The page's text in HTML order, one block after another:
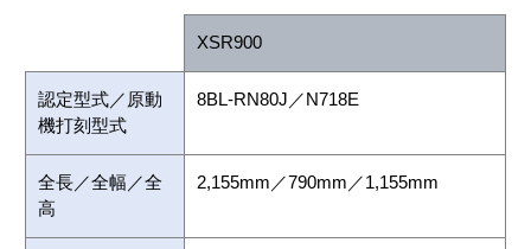
XSR900
認定型式／原動
機打刻型式
8BL-RN80J／N718E
全長／全幅／全
高
2,155mm／790mm／1,155mm